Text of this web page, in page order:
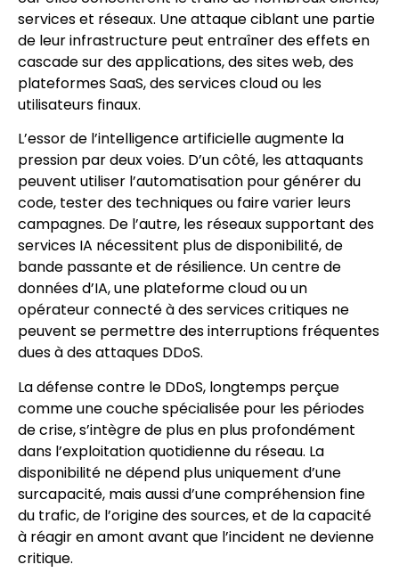
services et réseaux. Une attaque ciblant une partie
de leur infrastructure peut entraîner des effets en
cascade sur des applications, des sites web, des
plateformes SaaS, des services cloud ou les
utilisateurs finaux.
L’essor de l’intelligence artificielle augmente la
pression par deux voies. D’un côté, les attaquants
peuvent utiliser l’automatisation pour générer du
code, tester des techniques ou faire varier leurs
campagnes. De l’autre, les réseaux supportant des
services IA nécessitent plus de disponibilité, de
bande passante et de résilience. Un centre de
données d’IA, une plateforme cloud ou un
opérateur connecté à des services critiques ne
peuvent se permettre des interruptions fréquentes
dues à des attaques DDoS.
La défense contre le DDoS, longtemps perçue
comme une couche spécialisée pour les périodes
de crise, s’intègre de plus en plus profondément
dans l’exploitation quotidienne du réseau. La
disponibilité ne dépend plus uniquement d’une
surcapacité, mais aussi d’une compréhension fine
du trafic, de l’origine des sources, et de la capacité
à réagir en amont avant que l’incident ne devienne
critique.